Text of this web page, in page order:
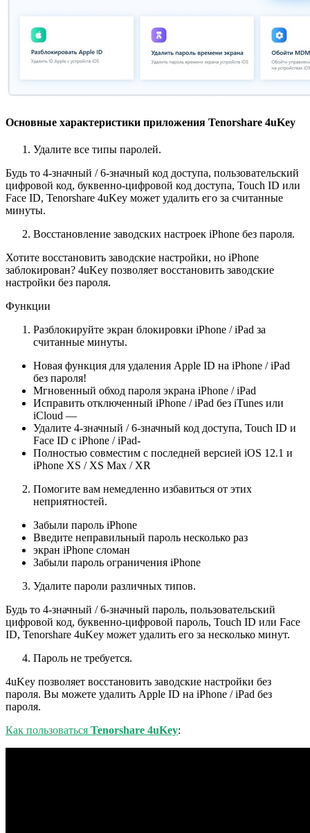
Основные характеристики приложения Tenorshare 4uKey
Удалите все типы паролей.
Будь то 4-значный / 6-значный код доступа, пользовательский
цифровой код, буквенно-цифровой код доступа, Touch ID или
Face ID, Tenorshare 4uKey может удалить его за считанные
минуты.
Восстановление заводских настроек iPhone без пароля.
Хотите восстановить заводские настройки, но iPhone
заблокирован? 4uKey позволяет восстановить заводские
настройки без пароля.
Функции
Разблокируйте экран блокировки iPhone / iPad за
считанные минуты.
Новая функция для удаления Apple ID на iPhone / iPad
без пароля!
Мгновенный обход пароля экрана iPhone / iPad
Исправить отключенный iPhone / iPad без iTunes или
iCloud —
Удалите 4-значный / 6-значный код доступа, Touch ID и
Face ID с iPhone / iPad-
Полностью совместим с последней версией iOS 12.1 и
iPhone XS / XS Max / XR
Помогите вам немедленно избавиться от этих
неприятностей.
Забыли пароль iPhone
Введите неправильный пароль несколько раз
экран iPhone сломан
Забыли пароль ограничения iPhone
Удалите пароли различных типов.
Будь то 4-значный / 6-значный пароль, пользовательский
цифровой код, буквенно-цифровой пароль, Touch ID или Face
ID, Tenorshare 4uKey может удалить его за несколько минут.
Пароль не требуется.
4uKey позволяет восстановить заводские настройки без
пароля. Вы можете удалить Apple ID на iPhone / iPad без
пароля.
Как пользоваться Tenorshare 4uKey: